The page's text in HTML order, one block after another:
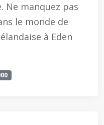
Ne manquez pas
le monde de
à Eden